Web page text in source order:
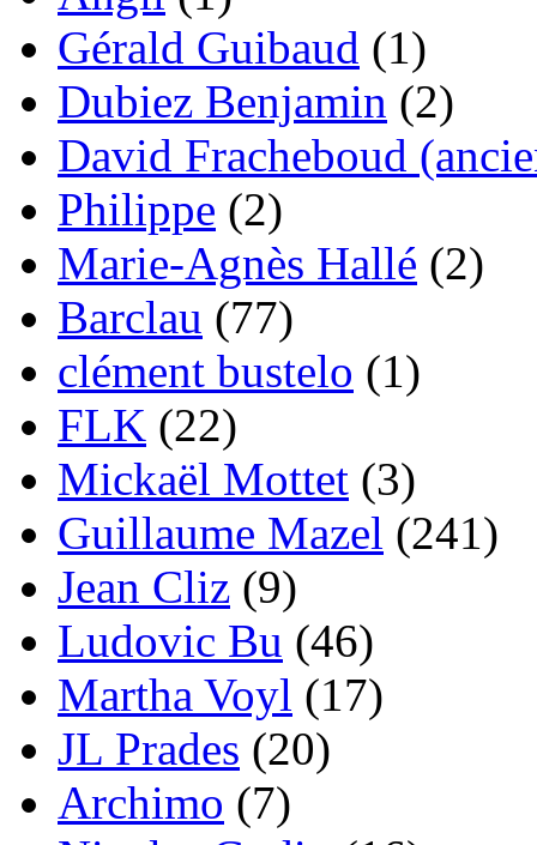
Gérald Guibaud (1)
Dubiez Benjamin (2)
David Fracheboud
Philippe (2)
Marie-Agnès Hallé (2)
Barclau (77)
clément bustelo (1)
FLK (22)
Mickaël Mottet (3)
Guillaume Mazel (241)
Jean Cliz (9)
Ludovic Bu (46)
Martha Voyl (17)
JL Prades (20)
Archimo (7)